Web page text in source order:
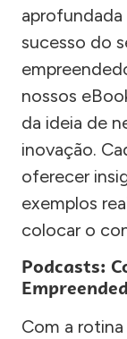
aprofundada
sucesso do
nossos
da ideia de
inovação.
oferecer
exemplos
colocar o
Podcasts:
Com a